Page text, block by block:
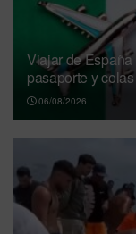
Viajar de
pasaporte y
06/08/2026